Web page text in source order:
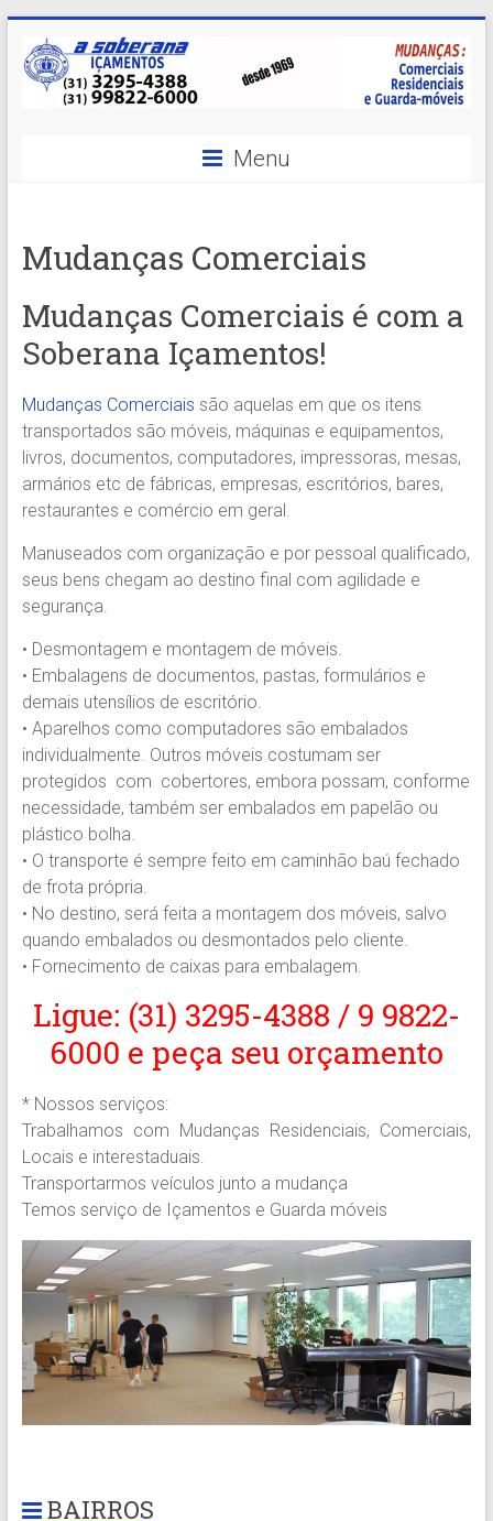
content
A
MELHOR
opção
em
Içamentos
em
BH
e
Região.
Agilidade
e
Confiança.
2122.
Soberana
Içamento.
Içamento
BH
é
com
Soberana
Içamentos.
Menu
Mudanças Comerciais
Mudanças Comerciais é com a
Soberana Içamentos!
Mudanças Comerciais são aquelas em que os itens
transportados são móveis, máquinas e equipamentos,
livros, documentos, computadores, impressoras, mesas,
armários etc de fábricas, empresas, escritórios, bares,
restaurantes e comércio em geral.
Manuseados com organização e por pessoal qualificado,
seus bens chegam ao destino final com agilidade e
segurança.
• Desmontagem e montagem de móveis.
• Embalagens de documentos, pastas, formulários e
demais utensílios de escritório.
• Aparelhos como computadores são embalados
individualmente. Outros móveis costumam ser
protegidos com cobertores, embora possam, conforme
necessidade, também ser embalados em papelão ou
plástico bolha.
• O transporte é sempre feito em caminhão baú fechado
de frota própria.
• No destino, será feita a montagem dos móveis, salvo
quando embalados ou desmontados pelo cliente.
• Fornecimento de caixas para embalagem.
Ligue: (31) 3295-4388 / 9 9822-
6000 e peça seu orçamento
* Nossos serviços:
Trabalhamos com Mudanças Residenciais, Comerciais,
Locais e interestaduais.
Transportarmos veículos junto a mudança
Temos serviço de Içamentos e Guarda móveis
BAIRROS